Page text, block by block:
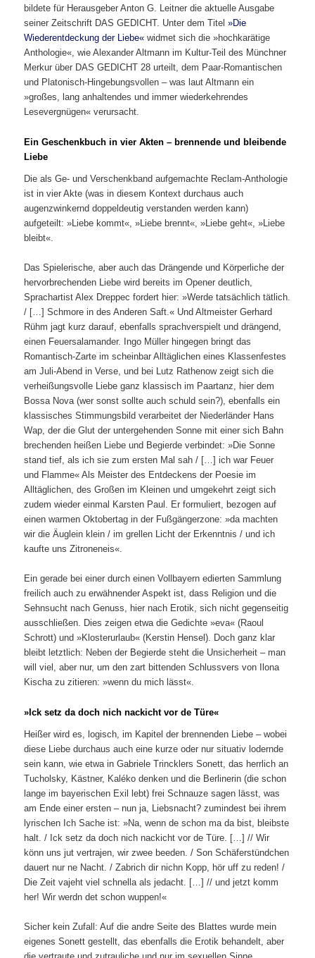
bildete für Herausgeber Anton G. Leitner die aktuelle Ausgabe
seiner Zeitschrift DAS GEDICHT. Unter dem Titel»Die
Wiederentdeckung der Liebe« widmet sich die »hochkarätige
Anthologie«, wie Alexander Altmann im Kultur-Teil des Münchner
Merkur über DAS GEDICHT 28 urteilt, dem Paar-Romantischen
und Platonisch-Hingebungsvollen – was laut Altmann ein
»großes, lang anhaltendes und immer wiederkehrendes
Lesevergnügen« verursacht.
Ein Geschenkbuch in vier Akten – brennende und bleibende
Liebe
Die als Ge- und Verschenkband aufgemachte Reclam-Anthologie
ist in vier Akte (was in diesem Kontext durchaus auch
augenzwinkernd doppeldeutig verstanden werden kann)
aufgeteilt: »Liebe kommt«, »Liebe brennt«, »Liebe geht«, »Liebe
bleibt«.
Das Spielerische, aber auch das Drängende und Körperliche der
hervorbrechenden Liebe wird bereits im Opener deutlich,
Sprachartist Alex Dreppec fordert hier: »Werde tatsächlich tätlich.
/ […] Schmore in des Anderen Saft.« Und Altmeister Gerhard
Rühm jagt kurz darauf, ebenfalls sprachverspielt und drängend,
einen Feuersalamander. Ingo Müller hingegen bringt das
Romantisch-Zarte im scheinbar Alltäglichen eines Klassenfestes
am Juli-Abend in Verse, und bei Lutz Rathenow zeigt sich die
verheißungsvolle Liebe ganz klassisch im Paartanz, hier dem
Bossa Nova (wer sonst sollte auch schuld sein?), ebenfalls ein
klassisches Stimmungsbild verarbeitet der Niederländer Hans
Wap, der die Glut der untergehenden Sonne mit einer sich Bahn
brechenden heißen Liebe und Begierde verbindet: »Die Sonne
stand tief, als ich sie zum ersten Mal sah / […] ich war Feuer
und Flamme« Als Meister des Entdeckens der Poesie im
Alltäglichen, des Großen im Kleinen und umgekehrt zeigt sich
zudem wieder einmal Karsten Paul. Er formuliert, bezogen auf
einen warmen Oktobertag in der Fußgängerzone: »da machten
wir die Äuglein klein / im grellen Licht der Erkenntnis / und ich
kaufte uns Zitroneneis«.
Ein gerade bei einer durch einen Vollbayern edierten Sammlung
freilich auch zu erwähnender Aspekt ist, dass Religion und die
Sehnsucht nach Genuss, hier nach Erotik, sich nicht gegenseitig
ausschließen. Dies zeigen etwa die Gedichte »eva« (Raoul
Schrott) und »Klosterurlaub« (Kerstin Hensel). Doch ganz klar
bleibt letztlich: Neben der Begierde steht die Unsicherheit – man
will viel, aber nur, um den zart bittenden Schlussvers von Ilona
Kischa zu zitieren: »wenn du mich lässt«.
»Ick setz da doch nich nackicht vor de Türe«
Heißer wird es, logisch, im Kapitel der brennenden Liebe – wobei
diese Liebe durchaus auch eine kurze oder nur situativ lodernde
sein kann, wie etwa in Gabriele Trincklers Sonett, das herrlich an
Tucholsky, Kästner, Kaléko denken und die Berlinerin (die schon
lange im bayerischen Exil lebt) frei Schnauze sagen lässt, was
am Ende einer ersten – nun ja, Liebsnacht? zumindest bei ihrem
lyrischen Ich Sache ist: »Na, wenn de schon ma da bist, bleibste
halt. / Ick setz da doch nich nackicht vor de Türe. […] // Wir
könn uns jut vertrajen, wir zwee beeden. / Son Schäferstündchen
dauert nur ne Nacht. / Zabrich dir nichn Kopp, hör uff zu reden! /
Die Zeit vajeht viel schnella als jedacht. […] // und jetzt komm
her! Wir werdn det schon wuppen!«
Sicher kein Zufall: Auf die andre Seite des Blattes wurde mein
eigenes Sonett gestellt, das ebenfalls die Erotik behandelt, aber